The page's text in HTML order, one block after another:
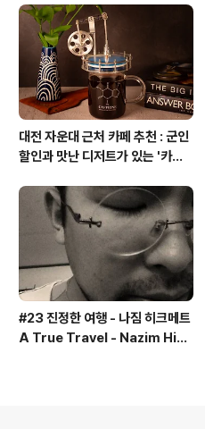
대전 자운대 근처 카페 추천 : 군인
할인과 맛난 디저트가 있는 '카페
#23 진정한 여행 - 나짐 히크메트
A True Travel - Nazim Hik